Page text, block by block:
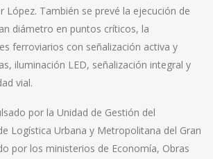
López. También se prevé la ejecución de
diámetro en puntos críticos, la
ferroviarios con señalización activa y
iluminación LED, señalización integral y
vial.
por la Unidad de Gestión del
Logística Urbana y Metropolitana del Gran
por los ministerios de Economía, Obras